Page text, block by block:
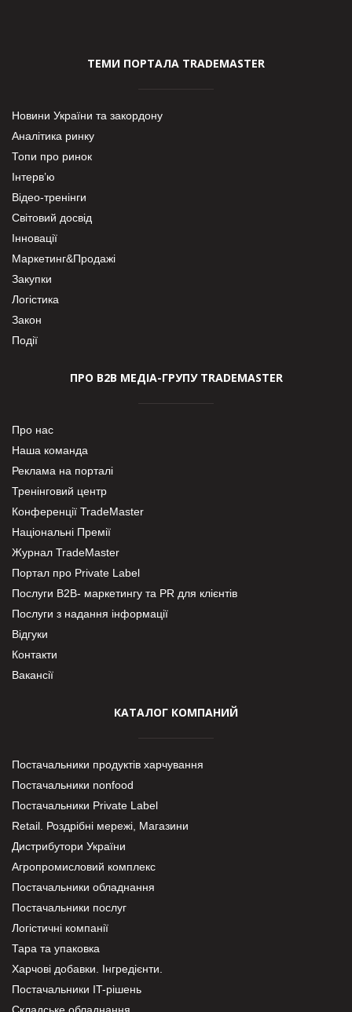
ТЕМИ ПОРТАЛА TRADEMASTER
Новини України та закордону
Аналітика ринку
Топи про ринок
Інтерв’ю
Відео-тренінги
Світовий досвід
Інновації
Маркетинг&Продажі
Закупки
Логістика
Закон
Події
ПРО В2В МЕДІА-ГРУПУ TRADEMASTER
Про нас
Наша команда
Реклама на порталі
Тренінговий центр
Конференції TradeMaster
Національні Премії
Журнал TradeMaster
Портал про Private Label
Послуги В2В- маркетингу та PR для клієнтів
Послуги з надання інформації
Відгуки
Контакти
Вакансії
КАТАЛОГ КОМПАНИЙ
Постачальники продуктів харчування
Постачальники nonfood
Постачальники Private Label
Retail. Роздрібні мережі, Магазини
Дистрибутори України
Агропромисловий комплекс
Постачальники обладнання
Постачальники послуг
Логістичні компанії
Тара та упаковка
Харчові добавки. Інгредієнти.
Постачальники IT-рішень